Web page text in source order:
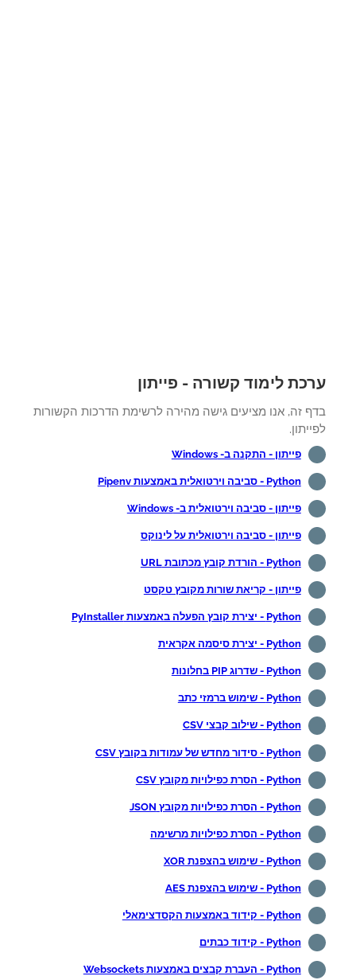
לימוד קשורה - פייתון
זה, אנו מציעים גישה מהירה לרשימת הדרכות הקשורות
פייתון - התקנה ב- Windows
Python - סביבה וירטואלית באמצעות Pipenv
פייתון - סביבה וירטואלית ב- Windows
פייתון - סביבה וירטואלית על לינוקס
Python - הורדת קובץ מכתובת URL
פייתון - קריאת שורות מקובץ טקסט
Python - יצירת קובץ הפעלה באמצעות PyInstaller
Python - יצירת סיסמה אקראית
Python - שדרוג PIP בחלונות
Python - שימוש ברמזי כתב
Python - שילוב קבצי CSV
Python - סידור מחדש של עמודות בקובץ CSV
Python - הסרת כפילויות מקובץ CSV
Python - הסרת כפילויות מקובץ JSON
Python - הסרת כפילויות מרשימה
Python - שימוש בהצפנת XOR
Python - שימוש בהצפנת AES
Python - קידוד באמצעות הקסדצימאלי
Python - קידוד כבתים
Python - העברת קבצים באמצעות Websockets